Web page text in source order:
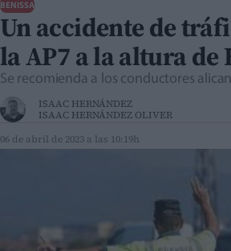
BENISSA
Un accidente de
la AP7 a la altura de
Se recomienda a los conductores
ISAAC HERNÁNDEZ
ISAAC HERNÁNDEZ OLIVER
06 de abril de 2023 a las 10:19h